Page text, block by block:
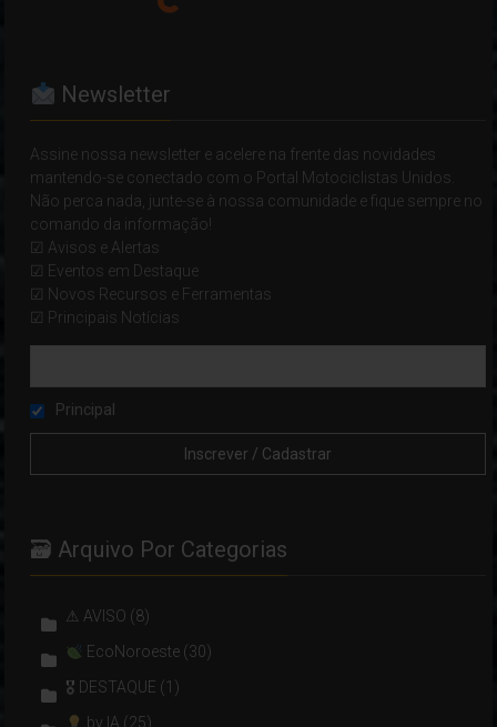
Newsletter
Assine nossa newsletter e acelere na frente das novidades
mantendo-se conectado com o Portal Motociclistas Unidos.
Não perca nada, junte-se à nossa comunidade e fique sempre no
comando da informação!
☑ Avisos e Alertas
☑ Eventos em Destaque
☑ Novos Recursos e Ferramentas
☑ Principais Notícias
Principal
🗃 Arquivo Por Categorias
⚠ AVISO (8)
EcoNoroeste (30)
🎖 DESTAQUE (1)
by IA (25)